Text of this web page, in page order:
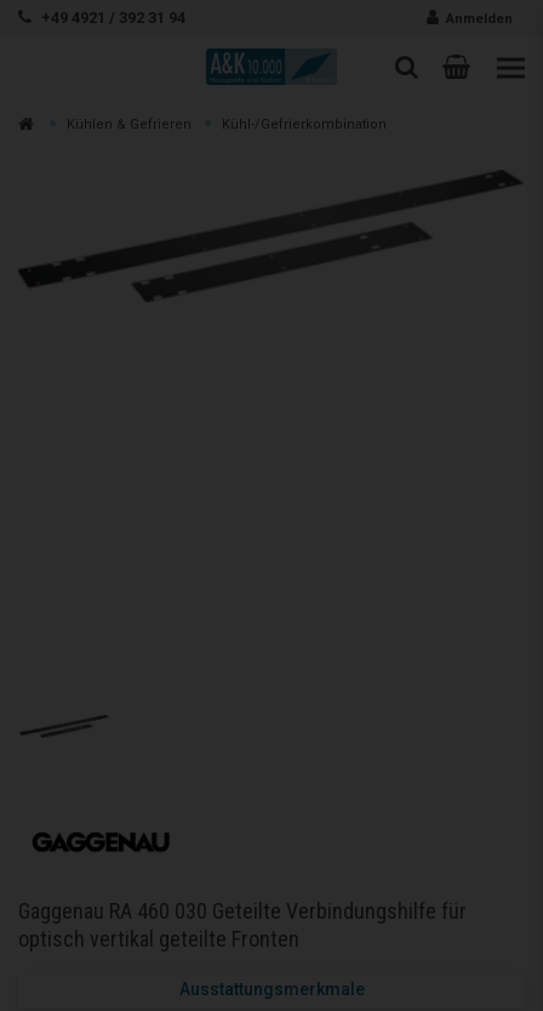
Zum Inhalt springen
+49 4921 / 392 31 94 Anmelden
Suche
Zur Kühlen & Gefrieren Kühl-/Gefrierkombination
Gaggenau RA 460 030 Geteilte Verbindungshilfe für
optisch vertikal geteilte Fronten
Ausstattungsmerkmale